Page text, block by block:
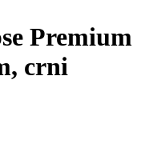
Premium
crni